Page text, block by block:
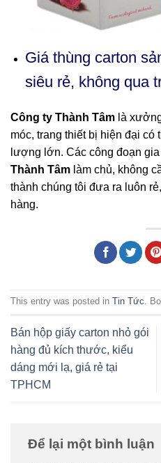
Giá thùng carton
siêu rẻ, không qua
Công ty Thành Tâm là
móc, trang thiết bị hiện đại có
lượng lớn. Các công đoạn
Thành Tâm làm chủ, không
thành chúng tôi đưa ra luôn
hàng.
This entry was posted in Tin Tức.
Bán hộp giấy carton nhỏ gói
hàng đủ kích thước, kiểu
dáng mới lạ, giá rẻ tại
TPHCM
Để lại một bình luận